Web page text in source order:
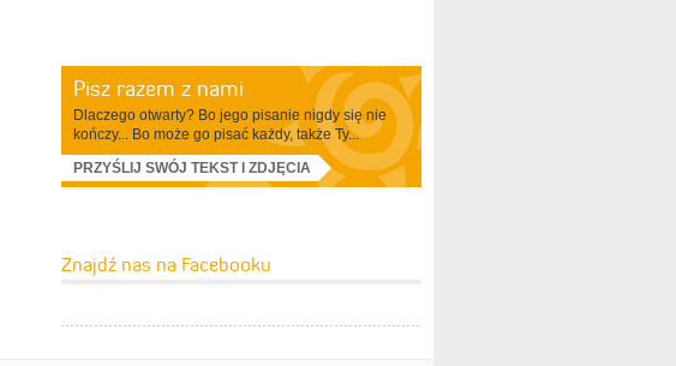
Pisz razem z nami
Dlaczego otwarty? Bo jego pisanie nigdy się nie
kończy... Bo może go pisać każdy, także Ty...
PRZYŚLIJ SWÓJ TEKST I ZDJĘCIA
Znajdź nas na Facebooku